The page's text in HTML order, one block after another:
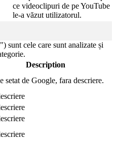
ce videoclipuri de pe YouTube
le-a văzut utilizatorul.
sunt cele care sunt analizate și
Description
setat de Google, fara descriere.